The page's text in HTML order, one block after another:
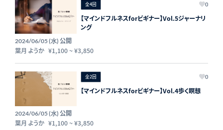
全4回 0
【マインドフルネスforビギナー】Vol.5ジャーナリ
ング
2024/06/05 (水) 公開
葉月 ようか ¥1,100~¥3,850
全2回 0
【マインドフルネスforビギナー】Vol.4歩く瞑想
2024/06/05 (水) 公開
葉月 ようか ¥1,100~¥3,850